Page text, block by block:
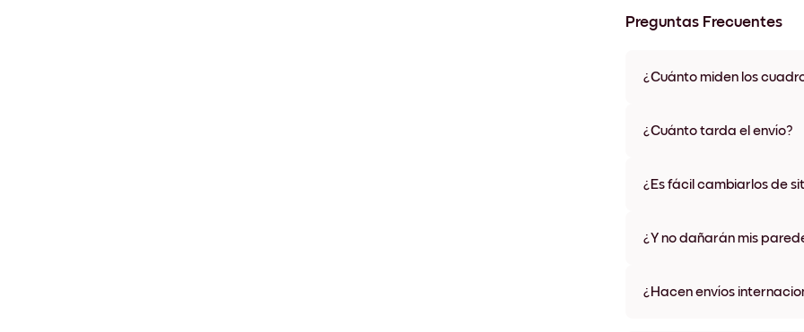
Preguntas Frecuentes
¿Cuánto miden los
materiales y colores de
¿Cuánto tarda el envío?
algunos países. Te
¿Es fácil cambiarlos de
¿Y no dañarán mis
¿Hacen envíos